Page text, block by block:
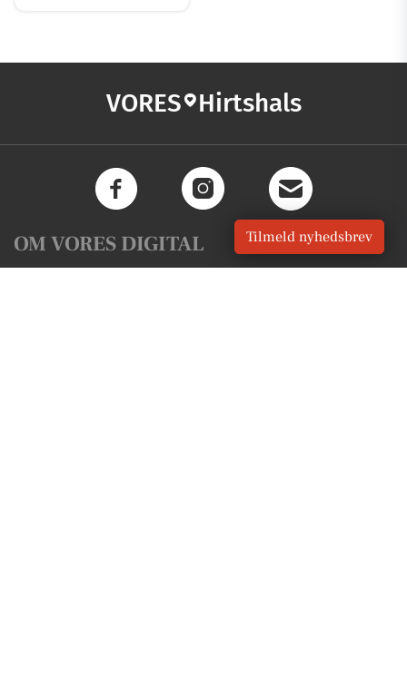
VORES Hirtshals
OM VORES DIGITAL Tilmeld nyhedsbrev